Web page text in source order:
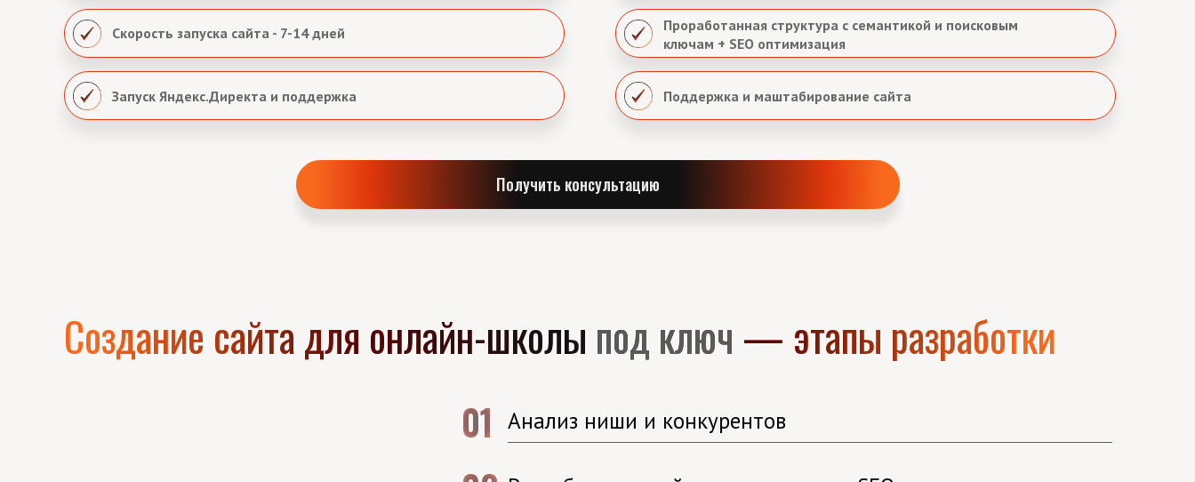
Получить консультацию
Скорость запуска сайта - 7-14 дней
Проработанная структура с семантикой и поисковым
ключам + SEO оптимизация
Запуск Яндекс.Директа и поддержка Поддержка и маштабирование сайта
Создание сайта для онлайн-школы под ключ — этапы разработки
Анализ ниши и конкурентов
01